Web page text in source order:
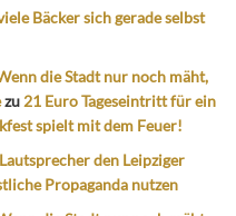
Bäcker sich gerade selbst
die Stadt nur noch mäht,
zu 21 Euro Tageseintritt für ein
spielt mit dem Feuer!
den Leipziger
Propaganda nutzen